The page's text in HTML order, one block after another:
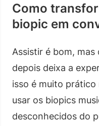
Como
biopic em
Assistir é bom,
depois deixa a
isso é muito prático
usar os biopics
desconhecidos do